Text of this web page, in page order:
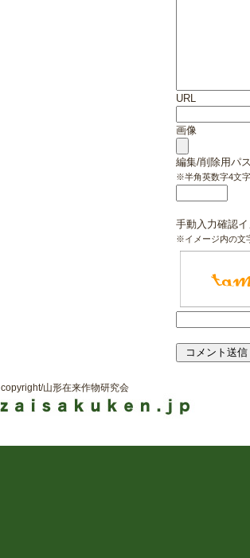
URL
画像
編集/削除用パ
※半角英数字4文
手動入力確認
※イメージ内の文
copyright/山形在来作物研究会